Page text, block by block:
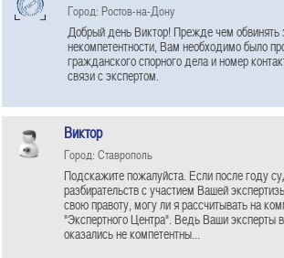
Город: Ростов-на-Дону
Добрый день Виктор! Прежде чем обвинять
некомпетентности, Вам необходимо было
гражданского спорного дела и номер
связи с экспертом.
Bиктор
Город: Ставрополь
Подскажите пожалуйста. Если после году
разбирательств с участием Вашей
свою правоту, могу ли я рассчитывать на
"Экспертного Центра". Ведь Ваши эксперты
оказались не компетентны...